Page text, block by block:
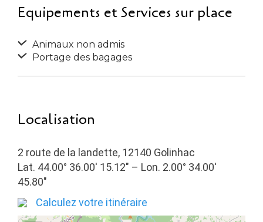
Equipements et Services sur place
Animaux non admis
Portage des bagages
Localisation
2 route de la landette, 12140 Golinhac
Lat. 44.00° 36.00′ 15.12″ – Lon. 2.00° 34.00′
45.80″
Calculez votre itinéraire